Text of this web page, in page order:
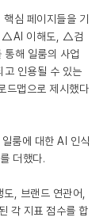
심 페이지들을 기
△AI 이해도, △검
해 일룸의 사업
고 인용될 수 있는
드맵으로 제시했다
룸에 대한 AI 인식
더했다.
, 브랜드 연관어,
각 지표 점수를 합